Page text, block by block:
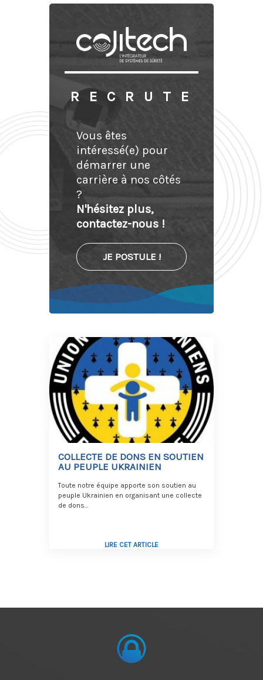
RECRUTE
Vous êtes
intéressé(e) pour
démarrer une
carrière à nos côtés
?
N'hésitez plus,
contactez-nous !
JE POSTULE !
COLLECTE DE DONS EN SOUTIEN
AU PEUPLE UKRAINIEN
Toute notre équipe apporte son soutien au
peuple Ukrainien en organisant une collecte
de dons…
LIRE CET ARTICLE